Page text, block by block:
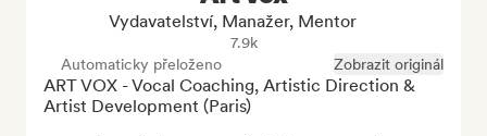
Vydavatelství, Manažer, Mentor
7.9k
Automaticky přeloženo
Zobrazit originál
ART VOX - Vocal Coaching, Artistic Direction &
Artist Development (Paris)